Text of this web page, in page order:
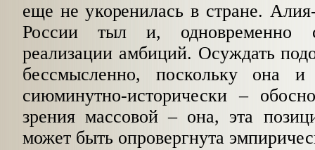
еще не укоренилась в стране.
России тыл и, одновременно
реализации амбиций. Осуждать
бессмысленно, поскольку она и
сиюминутно-исторически–
зрения массовой–она, эта
может быть опровергнута